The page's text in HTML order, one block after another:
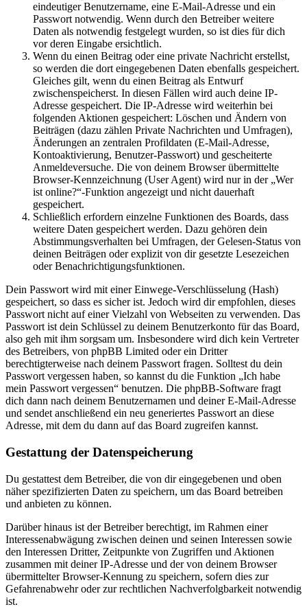
eindeutiger Benutzername, eine E-Mail-Adresse und ein
Passwort notwendig. Wenn durch den Betreiber weitere
Daten als notwendig festgelegt wurden, so ist dies für dich
vor deren Eingabe ersichtlich.
Wenn du einen Beitrag oder eine private Nachricht erstellst,
so werden die dort eingegebenen Daten ebenfalls gespeichert.
Gleiches gilt, wenn du einen Beitrag als Entwurf
zwischenspeicherst. In diesen Fällen wird auch deine IP-
Adresse gespeichert. Die IP-Adresse wird weiterhin bei
folgenden Aktionen gespeichert: Löschen und Ändern von
Beiträgen (dazu zählen Private Nachrichten und Umfragen),
Änderungen an zentralen Profildaten (E-Mail-Adresse,
Kontoaktivierung, Benutzer-Passwort) und gescheiterte
Anmeldeversuche. Die von deinem Browser übermittelte
Browser-Kennzeichnung (User Agent) wird nur in der „Wer
ist online?“-Funktion angezeigt und nicht dauerhaft
gespeichert.
Schließlich erfordern einzelne Funktionen des Boards, dass
weitere Daten gespeichert werden. Dazu gehören dein
Abstimmungsverhalten bei Umfragen, der Gelesen-Status von
deinen Beiträgen oder explizit von dir gesetzte Lesezeichen
oder Benachrichtigungsfunktionen.
Dein Passwort wird mit einer Einwege-Verschlüsselung (Hash)
gespeichert, so dass es sicher ist. Jedoch wird dir empfohlen, dieses
Passwort nicht auf einer Vielzahl von Webseiten zu verwenden. Das
Passwort ist dein Schlüssel zu deinem Benutzerkonto für das Board,
also geh mit ihm sorgsam um. Insbesondere wird dich kein Vertreter
des Betreibers, von phpBB Limited oder ein Dritter
berechtigterweise nach deinem Passwort fragen. Solltest du dein
Passwort vergessen haben, so kannst du die Funktion „Ich habe
mein Passwort vergessen“ benutzen. Die phpBB-Software fragt
dich dann nach deinem Benutzernamen und deiner E-Mail-Adresse
und sendet anschließend ein neu generiertes Passwort an diese
Adresse, mit dem du dann auf das Board zugreifen kannst.
Gestattung der Datenspeicherung
Du gestattest dem Betreiber, die von dir eingegebenen und oben
näher spezifizierten Daten zu speichern, um das Board betreiben
und anbieten zu können.
Darüber hinaus ist der Betreiber berechtigt, im Rahmen einer
Interessenabwägung zwischen deinen und seinen Interessen sowie
den Interessen Dritter, Zeitpunkte von Zugriffen und Aktionen
zusammen mit deiner IP-Adresse und der von deinem Browser
übermittelter Browser-Kennung zu speichern, sofern dies zur
Gefahrenabwehr oder zur rechtlichen Nachverfolgbarkeit notwendig
ist.